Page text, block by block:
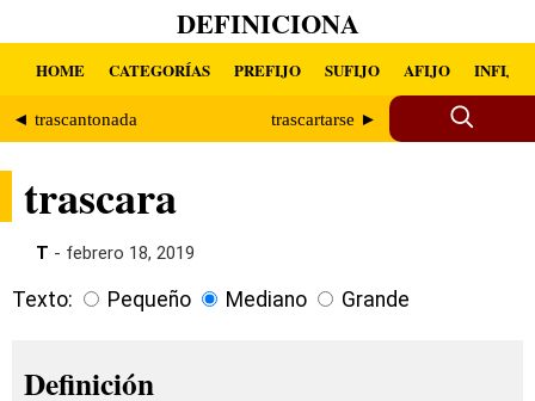
DEFINICIONA
HOME CATEGORÍAS PREFIJO SUFIJO AFIJO INFIJO
◄ trascantonada trascartarse ►
trascara
T - febrero 18, 2019
Texto: Pequeño Mediano Grande
Definición